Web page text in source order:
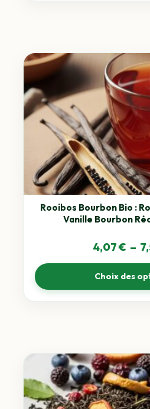
Rooibos Bourbon Bio :
Vanille Bourbon
4,07€ –
Choix des
Ce
produit
a
plusieurs
variations.
peuvent
être
choisies
produit
produit
a
plusieurs